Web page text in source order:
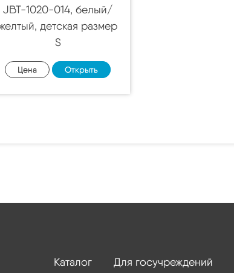
JBT-1020-014, белый/
детская размер
S
Цена Открыть
Каталог Для госучреждений